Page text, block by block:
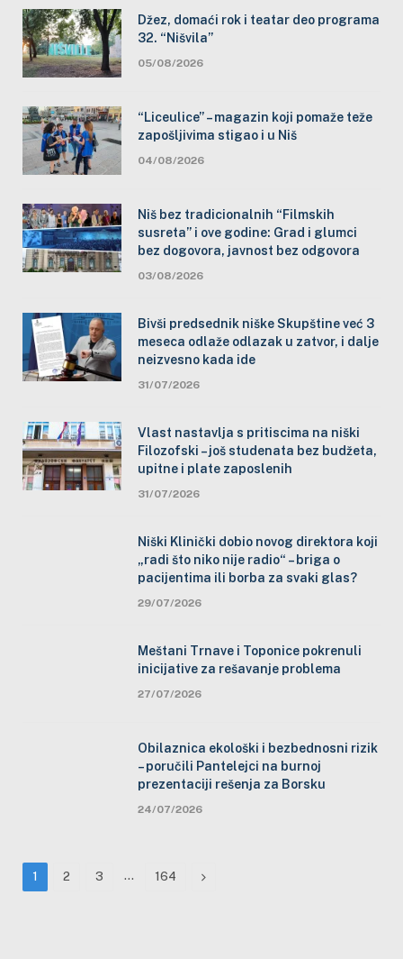
Džez, domaći rok i teatar deo programa
32. “Nišvila”
05/08/2026
“Liceulice” – magazin koji pomaže teže
zapošljivima stigao i u Niš
04/08/2026
Niš bez tradicionalnih “Filmskih
susreta” i ove godine: Grad i glumci
bez dogovora, javnost bez odgovora
03/08/2026
Bivši predsednik niške Skupštine već 3
meseca odlaže odlazak u zatvor, i dalje
neizvesno kada ide
31/07/2026
Vlast nastavlja s pritiscima na niški
Filozofski – još studenata bez budžeta,
upitne i plate zaposlenih
31/07/2026
Niški Klinički dobio novog direktora koji
„radi što niko nije radio“ – briga o
pacijentima ili borba za svaki glas?
29/07/2026
Meštani Trnave i Toponice pokrenuli
inicijative za rešavanje problema
27/07/2026
Obilaznica ekološki i bezbednosni rizik
– poručili Pantelejci na burnoj
prezentaciji rešenja za Borsku
24/07/2026
1 2 3 … 164 Next